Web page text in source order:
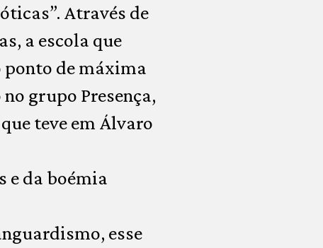
Através de
a escola que
ponto de máxima
grupo Presença,
teve em Álvaro
e da boémia
esse